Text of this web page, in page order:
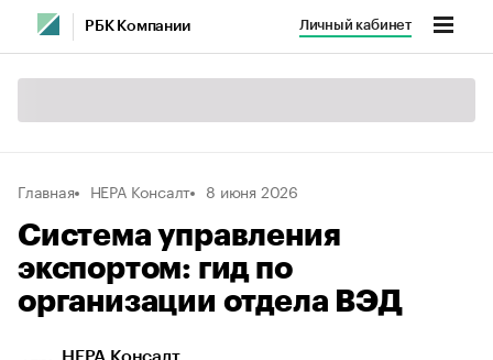
РБК Компании Личный кабинет
Главная НЕРА Консалт 8 июня 2026
Система управления
экспортом: гид по
организации отдела ВЭД